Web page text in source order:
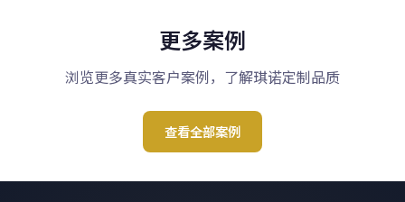
更多案例
浏览更多真实客户案例，了解琪诺定制品质
查看全部案例